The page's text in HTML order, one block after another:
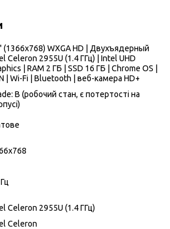
(1366x768) WXGA HD | Двухъядерный
Celeron 2955U (1.4 ГГц) | Intel UHD
| RAM 2 ГБ | SSD 16 ГБ | Chrome OS |
| Wi-Fi | Bluetooth | веб-камера HD+
B (робочий стан, є потертості на
Celeron 2955U (1.4 ГГц)
Celeron